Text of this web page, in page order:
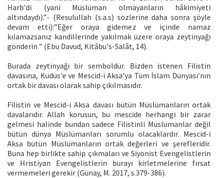
Harb'di (yani Müslüman olmayanların hâkimiyeti
altındaydı).”- (Resulullah (s.a.s) sözlerine daha sonra şöyle
devam etti):”Eğer oraya gidemez ve içinde namaz
kılamazsanız kandillerinde yakılmak üzere oraya zeytinyağı
gönderin ” (Ebu Davud, Kitâbu's-Salât, 14).
Burada zeytinyağı bir semboldür. Bizden istenen Filistin
davasına, Kudüs'e ve Mescid-i Aksa'ya Tüm İslam Dünyası’nın
ortak bir davası olarak sahip çıkılmasıdır.
Filistin ve Mescid-i Aksa davası bütün Müslümanların ortak
davalarıdır. Allah korusun, bu mescide herhangi bir zarar
gelmesi halinde bundan sadece Filistinli Müslümanlar değil
bütün dünya Müslümanları sorumlu olacaklardır. Mescid-i
Aksa bütün Müslümanların ortak değerleri ve şerefleridir.
Buna hep birlikte sahip çıkmaları ve Siyonist Evengelistlerin
ve Hristiyan Evengelistlerin burayı kirletmelerine fırsat
vermemeleri gerekir (Günay, M. 2017, s.379-386).